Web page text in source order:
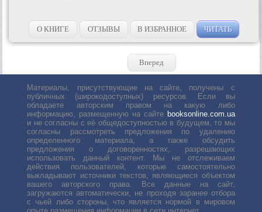
О КНИГЕ ОТЗЫВЫ В ИЗБРАННОЕ ЧИТАТЬ
Вперед
Материалы, присутствующие на сайте, получены с
публичных (широкодоступных) ресурсов. Если вы
обладаете авторским правом на какую либо
информацию, размещенную на сайте booksonline.com.ua
и не согласны с её общедоступностью в будущем, то мы
согласны рассмотреть предложения по удалению
определенного материала, а также обсудить
предложения о договоренностях, разрешающих
использовать данный контент. Мы не отслеживаем
действия пользователей, которые самостоятельно
выкладывают источники текстов, являющиеся объектом
вашего авторского права. Все данные на сайт,
загружаются автоматически, не проходя заранее отбора
с чьей либо стороны, что является нормой в мировом